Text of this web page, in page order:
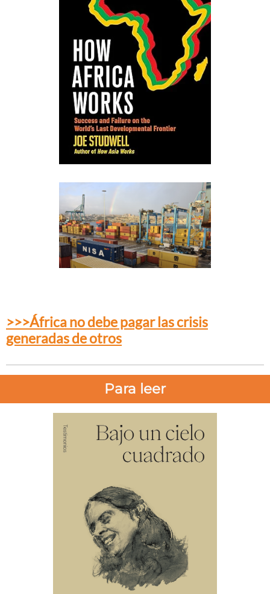
>>>África no debe pagar las crisis
generadas de otros
Para leer